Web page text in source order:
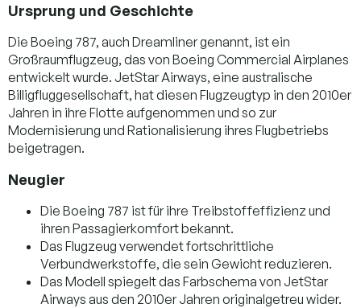
Ursprung und Geschichte
Die Boeing 787, auch Dreamliner genannt, ist ein
Großraumflugzeug, das von Boeing Commercial Airplanes
entwickelt wurde. JetStar Airways, eine australische
Billigfluggesellschaft, hat diesen Flugzeugtyp in den 2010er
Jahren in ihre Flotte aufgenommen und so zur
Modernisierung und Rationalisierung ihres Flugbetriebs
beigetragen.
Neugier
Die Boeing 787 ist für ihre Treibstoffeffizienz und
ihren Passagierkomfort bekannt.
Das Flugzeug verwendet fortschrittliche
Verbundwerkstoffe, die sein Gewicht reduzieren.
Das Modell spiegelt das Farbschema von JetStar
Airways aus den 2010er Jahren originalgetreu wider.